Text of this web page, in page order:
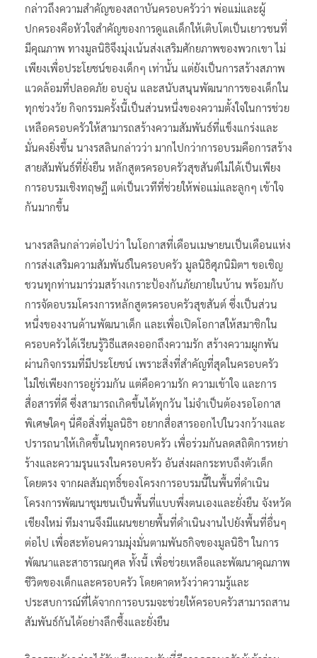
กล่าวถึงความสำคัญของสถาบันครอบครัวว่า พ่อแม่และผู้
ปกครองคือหัวใจสำคัญของการดูแลเด็กให้เติบโตเป็นเยาวชนที่
มีคุณภาพ ทางมูลนิธิจึงมุ่งเน้นส่งเสริมศักยภาพของพวกเขา ไม่
เพียงเพื่อประโยชน์ของเด็กๆ เท่านั้น แต่ยังเป็นการสร้างสภาพ
แวดล้อมที่ปลอดภัย อบอุ่น และสนับสนุนพัฒนาการของเด็กใน
ทุกช่วงวัย กิจกรรมครั้งนี้เป็นส่วนหนึ่งของความตั้งใจในการช่วย
เหลือครอบครัวให้สามารถสร้างความสัมพันธ์ที่แข็งแกร่งและ
มั่นคงยิ่งขึ้น นางรสลินกล่าวว่า มากไปกว่าการอบรมคือการสร้าง
สายสัมพันธ์ที่ยั่งยืน หลักสูตรครอบครัวสุขสันต์ไม่ได้เป็นเพียง
การอบรมเชิงทฤษฎี แต่เป็นเวทีที่ช่วยให้พ่อแม่และลูกๆ เข้าใจ
กันมากขึ้น
นางรสลินกล่าวต่อไปว่า ในโอกาสที่เดือนเมษายนเป็นเดือนแห่ง
การส่งเสริมความสัมพันธ์ในครอบครัว มูลนิธิศุภนิมิตฯ ขอเชิญ
ชวนทุกท่านมาร่วมสร้างเกราะป้องกันภัยภายในบ้าน พร้อมกับ
การจัดอบรมโครงการหลักสูตรครอบครัวสุขสันต์ ซึ่งเป็นส่วน
หนึ่งของงานด้านพัฒนาเด็ก และเพื่อเปิดโอกาสให้สมาชิกใน
ครอบครัวได้เรียนรู้วิธีแสดงออกถึงความรัก สร้างความผูกพัน
ผ่านกิจกรรมที่มีประโยชน์ เพราะสิ่งที่สำคัญที่สุดในครอบครัว
ไม่ใช่เพียงการอยู่ร่วมกัน แต่คือความรัก ความเข้าใจ และการ
สื่อสารที่ดี ซึ่งสามารถเกิดขึ้นได้ทุกวัน ไม่จำเป็นต้องรอโอกาส
พิเศษใดๆ นี่คือสิ่งที่มูลนิธิฯ อยากสื่อสารออกไปในวงกว้างและ
ปรารถนาให้เกิดขึ้นในทุกครอบครัว เพื่อร่วมกันลดสถิติการหย่า
ร้างและความรุนแรงในครอบครัว อันส่งผลกระทบถึงตัวเด็ก
โดยตรง จากผลสัมฤทธิ์ของโครงการอบรมนี้ในพื้นที่ดำเนิน
โครงการพัฒนาชุมชนเป็นพื้นที่แบบพึ่งตนเองและยั่งยืน จังหวัด
เชียงใหม่ ทีมงานจึงมีแผนขยายพื้นที่ดำเนินงานไปยังพื้นที่อื่นๆ
ต่อไป เพื่อสะท้อนความมุ่งมั่นตามพันธกิจของมูลนิธิฯ ในการ
พัฒนาและสาธารณกุศล ทั้งนี้ เพื่อช่วยเหลือและพัฒนาคุณภาพ
ชีวิตของเด็กและครอบครัว โดยคาดหวังว่าความรู้และ
ประสบการณ์ที่ได้จากการอบรมจะช่วยให้ครอบครัวสามารถสาน
สัมพันธ์กันได้อย่างลึกซึ้งและยั่งยืน